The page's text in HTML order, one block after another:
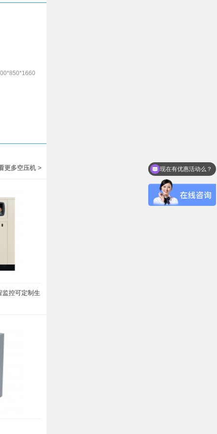
更多空压机 >
监控可定制生
可以介绍下你们的产品么？
现在有优惠活动么？